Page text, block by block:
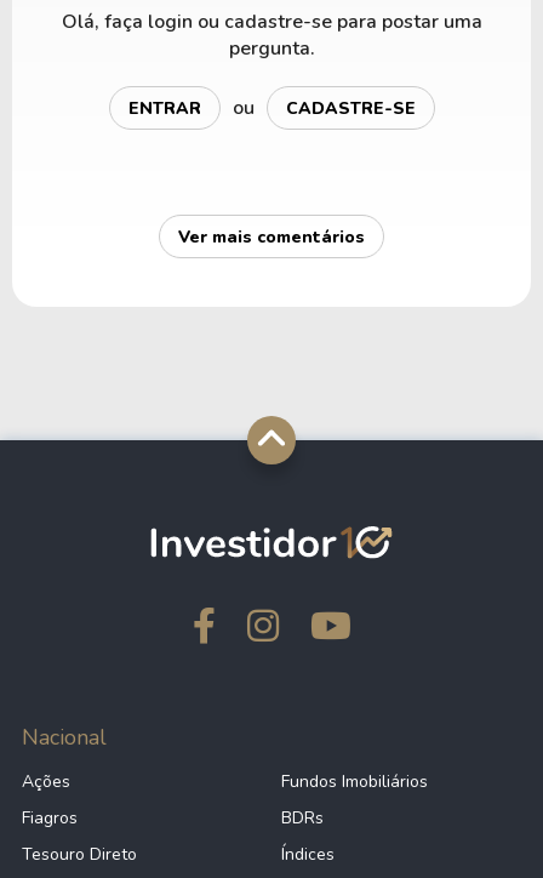
Olá, faça login ou cadastre-se para postar uma
pergunta.
ENTRAR ou CADASTRE-SE
Ver mais comentários
Nacional
Ações
Fundos Imobiliários
Fiagros
BDRs
Tesouro Direto
Índices